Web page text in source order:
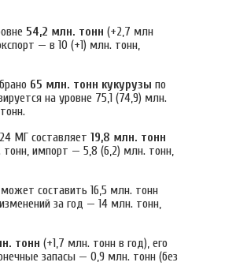
54,2 млн. тонн (+2,7 млн ​​
— в 10 (+1) млн. тонн,
65 млн. тонн кукурузы по
на уровне 75,1 (74,9) млн.
МГ составляет 19,8 млн. тонн
импорт — 5,8 (6,2) млн. тонн,
составить 16,5 млн. тонн
за год — 14 млн. тонн,
тонн (+1,7 млн. ​​тонн в год), его
запасы — 0,9 млн. тонн (без